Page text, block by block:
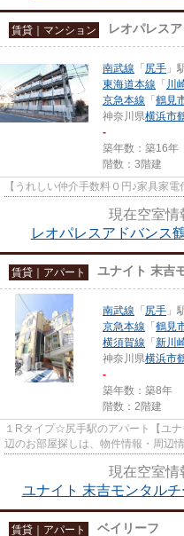
賃貸｜マンション レオパレス
南武線 「 尻手 」
東海道本線 「 川
京急本線 「 鶴見
神奈川県横浜市
-
築年数：築16年
階数：3階建
【うれしい仲介手数料０円♪家具家電
現在空室情
レオパレスアドバンス
賃貸｜アパート ユナイト 末吉
南武線 「 尻手 」
京急本線 「 鶴見
横須賀線 「 新川
神奈川県横浜市
-
築年数：築8年
階数：2階建
１Rタイプ☆尻手駅のアパート【ユ
辺のお部屋探しは、物件情報・周辺
現在空室情
ユナイト 末吉モンタル
賃貸｜アパート ベイリーフ